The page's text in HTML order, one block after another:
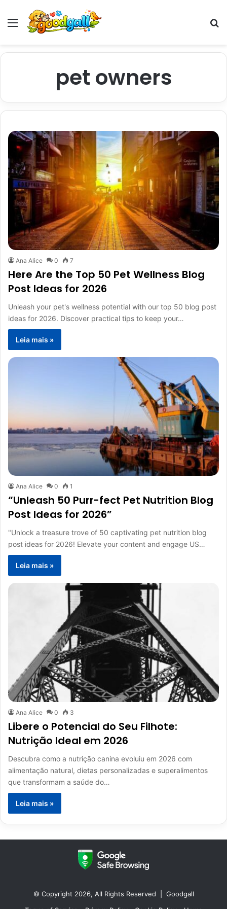
Menu
pet owners
Ana Alice 0 7
Here Are the Top 50 Pet Wellness Blog
Post Ideas for 2026
Unleash your pet's wellness potential with our top 50 blog post
ideas for 2026. Discover practical tips to keep your…
Leia mais »
Ana Alice 0 1
“Unleash 50 Purr-fect Pet Nutrition Blog
Post Ideas for 2026”
"Unlock a treasure trove of 50 captivating pet nutrition blog
post ideas for 2026! Elevate your content and engage US…
Leia mais »
Ana Alice 0 3
Libere o Potencial do Seu Filhote:
Nutrição Ideal em 2026
Descubra como a nutrição canina evoluiu em 2026 com
alimentação natural, dietas personalizadas e superalimentos
que transformam a saúde do…
Leia mais »
© Copyright 2026, All Rights Reserved | Goodgall